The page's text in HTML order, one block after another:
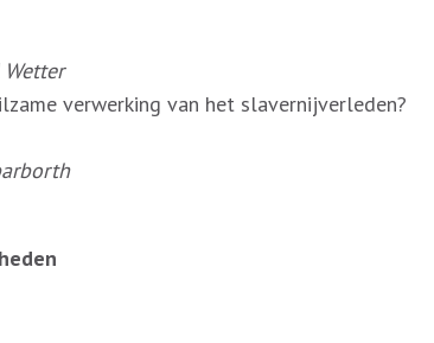
verwerking van het slavernijverleden?